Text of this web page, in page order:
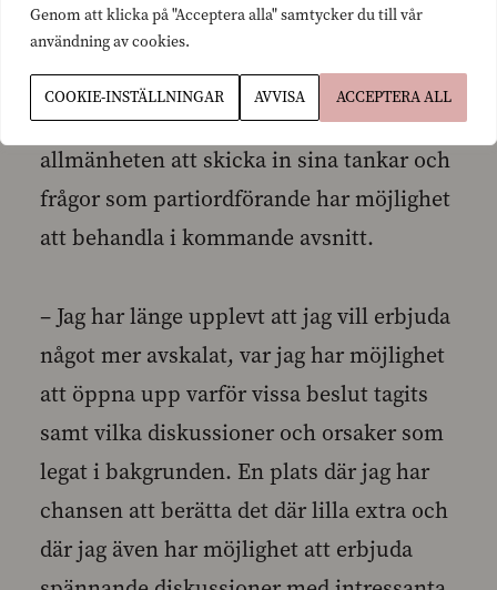
Genom att klicka på "Acceptera alla" samtycker du till vår
användning av cookies.
COOKIE-INSTÄLLNINGAR AVVISA ACCEPTERA ALL
Podden är ett nytt sätt för SFP att svara på
frågor och funderingar som finns ute i
samhället. Partiet bjuder därför in
allmänheten att skicka in sina tankar och
frågor som partiordförande har möjlighet
att behandla i kommande avsnitt.
– Jag har länge upplevt att jag vill erbjuda
något mer avskalat, var jag har möjlighet
att öppna upp varför vissa beslut tagits
samt vilka diskussioner och orsaker som
legat i bakgrunden. En plats där jag har
chansen att berätta det där lilla extra och
där jag även har möjlighet att erbjuda